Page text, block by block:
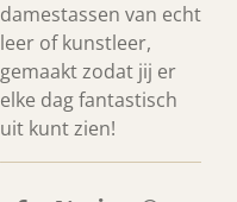
damestassen van echt
leer of kunstleer,
gemaakt zodat jij er
elke dag fantastisch
uit kunt zien!